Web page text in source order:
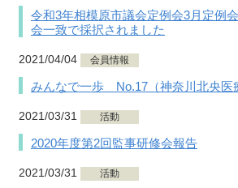
令和3年相模原市議会定例会3月定例
会一致で採択されました
2021/04/04 会員情報
みんなで一歩 No.17（神奈川北央医
2021/03/31 活動
2020年度第2回監事研修会報告
2021/03/31 活動